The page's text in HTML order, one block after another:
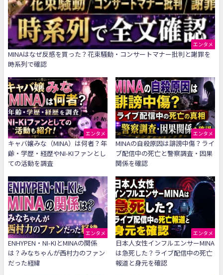
エンタメ
MINAはなぜ反感を買った？花束騒動・コンサートマナー批判と謝罪を
時系列で確認
エンタメ
キャバ嬢みな（MINA）は何者？年
齢・学歴・経歴やNI-KIファンとし
ての活動を調査
エンタメ
MINAの自殺原因は誹謗中傷？ライ
ブ配信中の死亡と警察調査・因果
関係を確認
エンタメ
ENHYPEN・NI-KIとMINAの関係
は？みなちゃんが西村力のファン
だった経緯
エンタメ
日本人女性インフルエンサーMINA
は急死した？ライブ配信中の死亡
報道と身元を確認